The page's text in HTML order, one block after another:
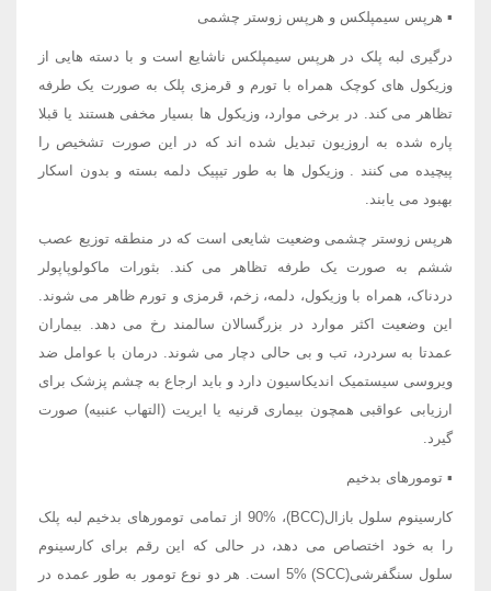
▪ هرپس سیمپلکس و هرپس زوستر چشمی
درگیری لبه پلک در هرپس سیمپلکس ناشایع است و با دسته هایی از
وزیکول های کوچک همراه با تورم و قرمزی پلک به صورت یک طرفه
تظاهر می کند. در برخی موارد، وزیکول ها بسیار مخفی هستند یا قبلا
پاره شده به اروزیون تبدیل شده اند که در این صورت تشخیص را
پیچیده می کنند . وزیکول ها به طور تیپیک دلمه بسته و بدون اسکار
بهبود می یابند.
هرپس زوستر چشمی وضعیت شایعی است که در منطقه توزیع عصب
ششم به صورت یک طرفه تظاهر می کند. بثورات ماکولوپاپولر
دردناک، همراه با وزیکول، دلمه، زخم، قرمزی و تورم ظاهر می شوند.
این وضعیت اکثر موارد در بزرگسالان سالمند رخ می دهد. بیماران
عمدتا به سردرد، تب و بی حالی دچار می شوند. درمان با عوامل ضد
ویروسی سیستمیک اندیکاسیون دارد و باید ارجاع به چشم پزشک برای
ارزیابی عواقبی همچون بیماری قرنیه یا ایریت (التهاب عنبیه) صورت
گیرد.
▪ تومورهای بدخیم
کارسینوم سلول بازال(BCC)، 90% از تمامی تومورهای بدخیم لبه پلک
را به خود اختصاص می دهد، در حالی که این رقم برای کارسینوم
سلول سنگفرشی(SCC) 5% است. هر دو نوع تومور به طور عمده در